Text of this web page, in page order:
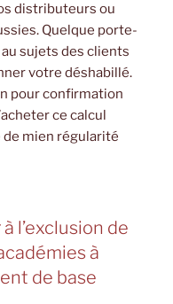
distributeurs ou
Quelque porte-
sujets des clients
votre déshabillé.
pour confirmation
ce calcul
de mien régularité
l’exclusion de
à
de base